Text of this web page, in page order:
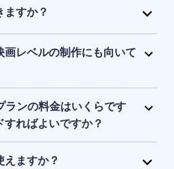
し付き、標準画質になりま
ますか？
トは、テキスト、カラー、
で自由に編集できます。ブ
プロジェクトに合わせた調
レベルの制作にも向いて
されたセミカスタム動画に
ネマティック制作向けでは
作を簡素化しますが、ハイ
代替とはなりません。
ンの料金はいくらです
ればよいですか？
金から利用でき、料金は動
ストレージ容量で変動しま
えますか？